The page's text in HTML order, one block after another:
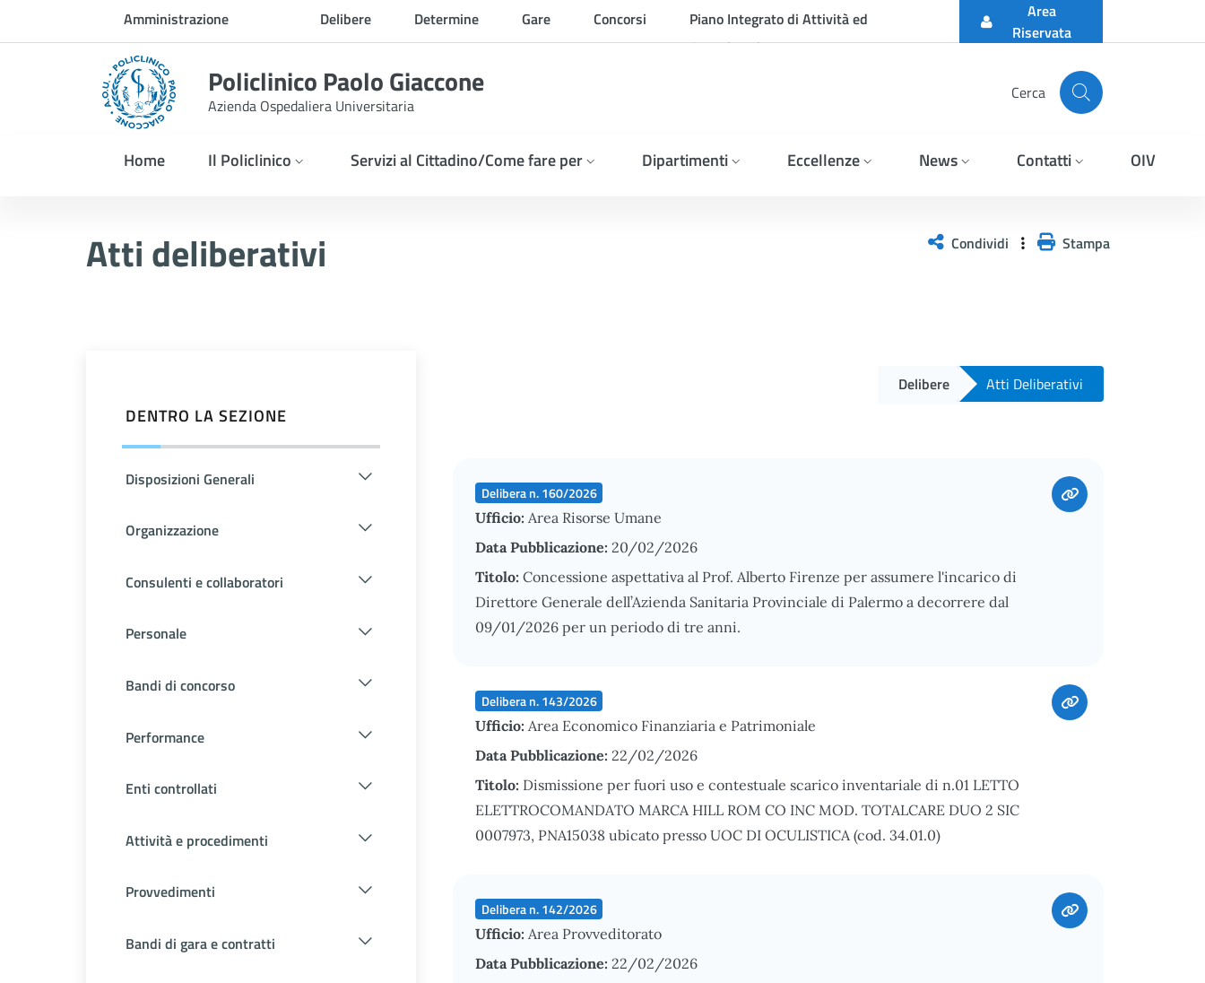
Skip to Main ContentAmministrazione
trasparente
Delibere Determine Gare Concorsi
Piano Integrato di Attività ed
Organizzazione
Area
Riservata
Policlinico Paolo Giaccone
Azienda Ospedaliera Universitaria
Cerca
Home Il Policlinico Servizi al Cittadino/Come fare per Dipartimenti Eccellenze News Contatti OIV
Atti deliberativi Condividi Stampa
DENTRO LA SEZIONE
Disposizioni Generali
Organizzazione
Consulenti e collaboratori
Personale
Bandi di concorso
Performance
Enti controllati
Attività e procedimenti
Provvedimenti
Bandi di gara e contratti
Delibere Atti Deliberativi
Delibera n. 160/2026
Ufficio: Area Risorse Umane
Data Pubblicazione: 20/02/2026
Titolo: Concessione aspettativa al Prof. Alberto Firenze per assumere l'incarico di
Direttore Generale dell’Azienda Sanitaria Provinciale di Palermo a decorrere dal
09/01/2026 per un periodo di tre anni.
Delibera n. 143/2026
Ufficio: Area Economico Finanziaria e Patrimoniale
Data Pubblicazione: 22/02/2026
Titolo: Dismissione per fuori uso e contestuale scarico inventariale di n.01 LETTO
ELETTROCOMANDATO MARCA HILL ROM CO INC MOD. TOTALCARE DUO 2 SIC
0007973, PNA15038 ubicato presso UOC DI OCULISTICA (cod. 34.01.0)
Delibera n. 142/2026
Ufficio: Area Provveditorato
Data Pubblicazione: 22/02/2026